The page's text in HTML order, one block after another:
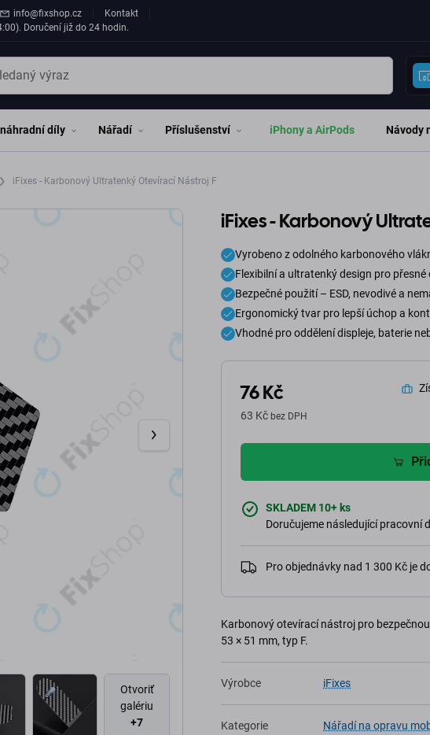
info@fixshop.cz
Kontakt
Doručení již do 24 hodin.
díly Nářadí Příslušenství iPhony a AirPods Návody
iFixes - Karbonový Ultratenký Otevírací Nástroj F
Otvoriť
galériu
+7
iFixes - Karbonový
Vyrobeno z odolného karbonového
Flexibilní a ultratenký design pro přesné
Bezpečné použití – ESD, nevodivé a
Ergonomický tvar pro lepší úchop a
Vhodné pro oddělení displeje, baterie
76 Kč
63 Kč bez DPH
SKLADEM 10+ ks
Doručujeme následující pracovní
Pro objednávky nad 1 300 Kč je
Karbonový otevírací nástroj pro
53 × 51 mm, typ F.
Výrobce iFixes
Kategorie Nářadí na opravu